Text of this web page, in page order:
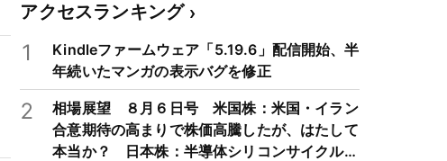
アクセスランキング
1
Kindleファームウェア「5.19.6」配信開始、半
年続いたマンガの表示バグを修正
2
相場展望 ８月６日号 米国株：米国・イラン
合意期待の高まりで株価高騰したが、はたして
本当か？ 日本株：半導体シリコンサイクルは